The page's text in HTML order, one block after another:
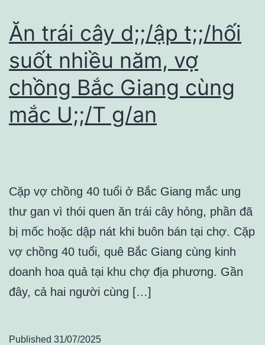
Ăn trái cây d;;/ập t;;/hối
suốt nhiều năm, vợ
chồng Bắc Giang cùng
mắc U;;/T g/an
Cặp vợ chồng 40 tuổi ở Bắc Giang mắc ung
thư gan vì thói quen ăn trái cây hỏng, phần đã
bị mốc hoặc dập nát khi buôn bán tại chợ. Cặp
vợ chồng 40 tuổi, quê Bắc Giang cùng kinh
doanh hoa quả tại khu chợ địa phương. Gần
đây, cả hai người cùng […]
Published 31/07/2025